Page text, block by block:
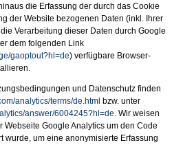
die Erfassung der durch das Cookie
der Website bezogenen Daten (inkl. Ihrer
Verarbeitung dieser Daten durch Google
dem folgenden Link
gaoptout?hl=de) verfügbare Browser-
und Datenschutz finden
analytics/terms/de.html bzw. unter
answer/6004245?hl=de. Wir weisen
Webseite Google Analytics um den Code
wurde, um eine anonymisierte Erfassung